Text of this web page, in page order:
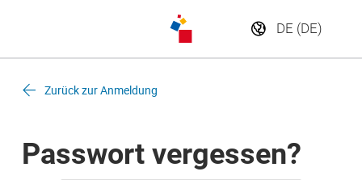
Zurück zur Anmeldung
Passwort vergessen?